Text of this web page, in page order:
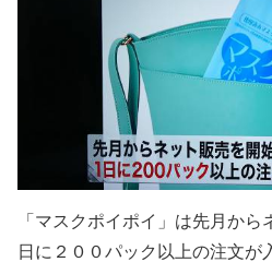
「マスクポイポイ」は先月から
日に２００パック以上の注文が